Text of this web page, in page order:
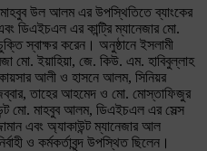
মাহবুব উল আলম এর উপস্থিতিতে ব্যাংকের
ডিএইচএল এর কান্ট্রি ম্যানেজার মো.
স্বাক্ষর করেন। অনুষ্ঠানে ইসলামী
মো. ইয়াহিয়া, জে. কিউ. এম. হাবিবুল্লাহ
আলী ও হাসনে আলম, সিনিয়র
তাহের আহমেদ ও মো. মোস্তাফিজুর
মো. মাহবুব আলম, ডিএইচএল এর সেল্স
এবং অ্যাকাউন্ট ম্যানেজার আল
ও কর্মকর্তাবৃন্দ উপস্থিত ছিলেন।